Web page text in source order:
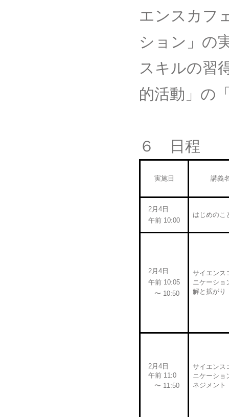
エンスカフ
ション」の
スキルの習
的活動」の
６ 日程
実施日 講義
2月4日
午前 10:00
はじめのこ
2月4日
午前 10:05
〜 10:50
サイエンス
ニケーショ
解と拡がり
2月4日
午前 11:0
〜 11:50
サイエンス
ニケーショ
ネジメント